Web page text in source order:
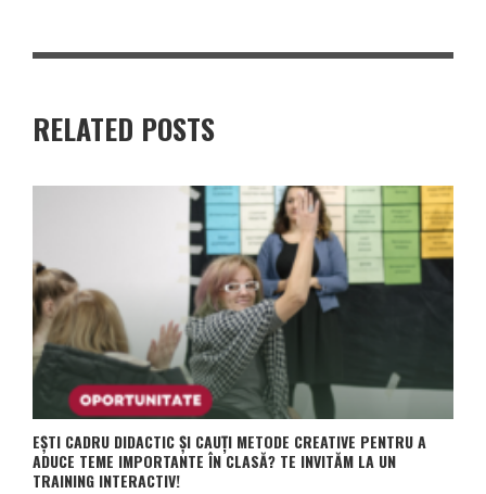
RELATED POSTS
EȘTI CADRU DIDACTIC ȘI CAUȚI METODE CREATIVE PENTRU A
ADUCE TEME IMPORTANTE ÎN CLASĂ? TE INVITĂM LA UN
TRAINING INTERACTIV!